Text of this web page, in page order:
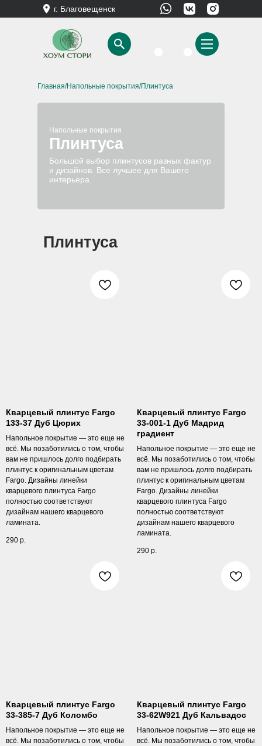
г. Благовещенск
Главная/Напольные покрытия/Плинтуса
Напольные покрытия
Плинтуса
Большой выбор плинтусов разных фактур
и дизайнов. Все лучшее для Вашего
интерьера.
Плинтуса
Кварцевый плинтус Fargo
133-37 Дуб Цюрих
Напольное покрытие — это еще не
всё. Мы позаботились о том, чтобы
вам не пришлось долго подбирать
плинтус к оригинальным цветам
Fargo. Дизайны линейки
кварцевого плинтуса Fargo
полностью соответствуют
дизайнам нашего кварцевого
ламината.
290 р.
Кварцевый плинтус Fargo
33-001-1 Дуб Мадрид
градиент
Напольное покрытие — это еще не
всё. Мы позаботились о том, чтобы
вам не пришлось долго подбирать
плинтус к оригинальным цветам
Fargo. Дизайны линейки
кварцевого плинтуса Fargo
полностью соответствуют
дизайнам нашего кварцевого
ламината.
290 р.
Кварцевый плинтус Fargo
33-385-7 Дуб Коломбо
Напольное покрытие — это еще не
всё. Мы позаботились о том, чтобы
Кварцевый плинтус Fargo
33-62W921 Дуб Кальвадос
Напольное покрытие — это еще не
всё. Мы позаботились о том, чтобы